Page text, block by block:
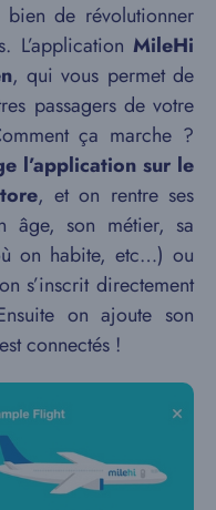
de révolutionner
L’application MileHi
, qui vous permet de
passagers de votre
ça marche ?
l’application sur le
, et on rentre ses
âge, son métier, sa
on habite, etc…) ou
s’inscrit directement
on ajoute son
connectés !